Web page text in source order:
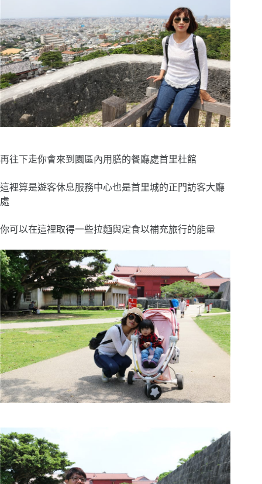
再往下走你會來到園區內用膳的餐廳處首里杜館
這裡算是遊客休息服務中心也是首里城的正門訪客大廳
處
你可以在這裡取得一些拉麵與定食以補充旅行的能量